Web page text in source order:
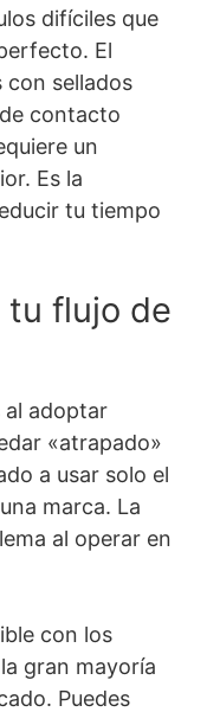
difíciles que
El
con sellados
contacto
un
Es la
tu tiempo
tu flujo de
al adoptar
«atrapado»
a usar solo el
marca. La
al operar en
con los
gran mayoría
Puedes